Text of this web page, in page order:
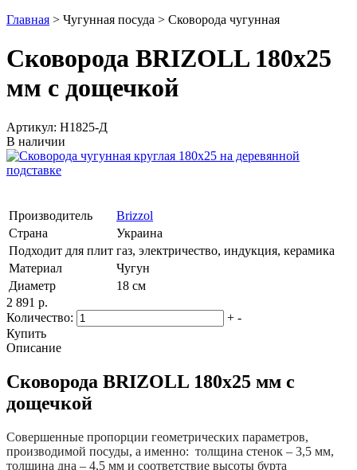
Главная > Чугунная посуда > Сковорода чугунная
Сковорода BRIZOLL 180х25
мм с дощечкой
Артикул: H1825-Д
В наличии
Производитель
Brizzol
Страна
Украина
Подходит для плит газ, электричество, индукция, керамика
Материал
Чугун
Диаметр
18 см
2 891 р.
Количество:
+ -
Купить
Описание
Сковорода BRIZOLL 180х25 мм с
дощечкой
Совершенные пропорции геометрических параметров,
производимой посуды, а именно: толщина стенок – 3,5 мм,
толщина дна – 4,5 мм и соответствие высоты бурта